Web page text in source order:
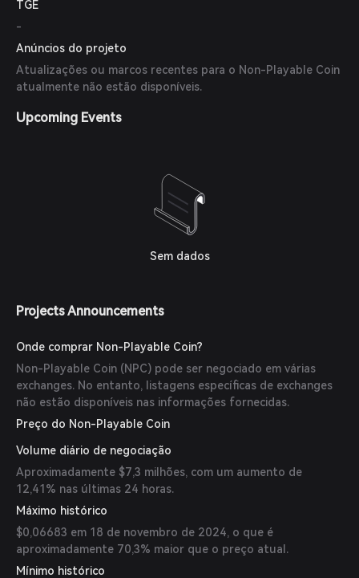
TGE
-
Anúncios do projeto
Atualizações ou marcos recentes para o Non-Playable Coin
atualmente não estão disponíveis.
Upcoming Events
Sem dados
Projects Announcements
Onde comprar Non-Playable Coin?
Non-Playable Coin (NPC) pode ser negociado em várias
exchanges. No entanto, listagens específicas de exchanges
não estão disponíveis nas informações fornecidas.
Preço do Non-Playable Coin
Volume diário de negociação
Aproximadamente $7,3 milhões, com um aumento de
12,41% nas últimas 24 horas.
Máximo histórico
$0,06683 em 18 de novembro de 2024, o que é
aproximadamente 70,3% maior que o preço atual.
Mínimo histórico